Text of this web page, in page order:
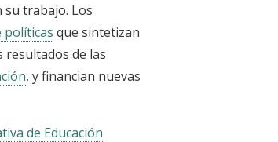
su trabajo. Los
políticas que sintetizan
resultados de las
, y financian nuevas
de Educación